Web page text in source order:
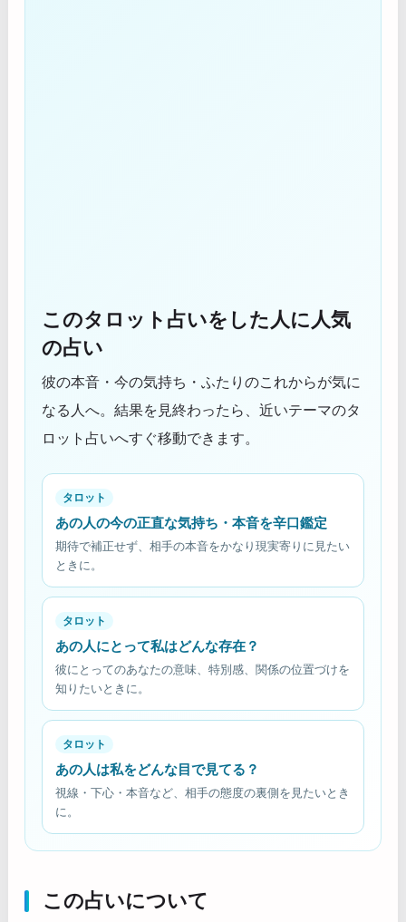
このタロット占いをした人に人気
の占い
彼の本音・今の気持ち・ふたりのこれからが気に
なる人へ。結果を見終わったら、近いテーマのタ
ロット占いへすぐ移動できます。
タロット
あの人の今の正直な気持ち・本音を辛口鑑定
期待で補正せず、相手の本音をかなり現実寄りに見たい
ときに。
タロット
あの人にとって私はどんな存在？
彼にとってのあなたの意味、特別感、関係の位置づけを
知りたいときに。
タロット
あの人は私をどんな目で見てる？
視線・下心・本音など、相手の態度の裏側を見たいとき
に。
この占いについて